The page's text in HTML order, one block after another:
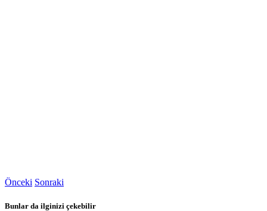
Önceki Sonraki
Bunlar da ilginizi çekebilir